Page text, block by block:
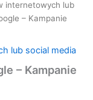
internetowych lub
– Kampanie
lub social media
– Kampanie